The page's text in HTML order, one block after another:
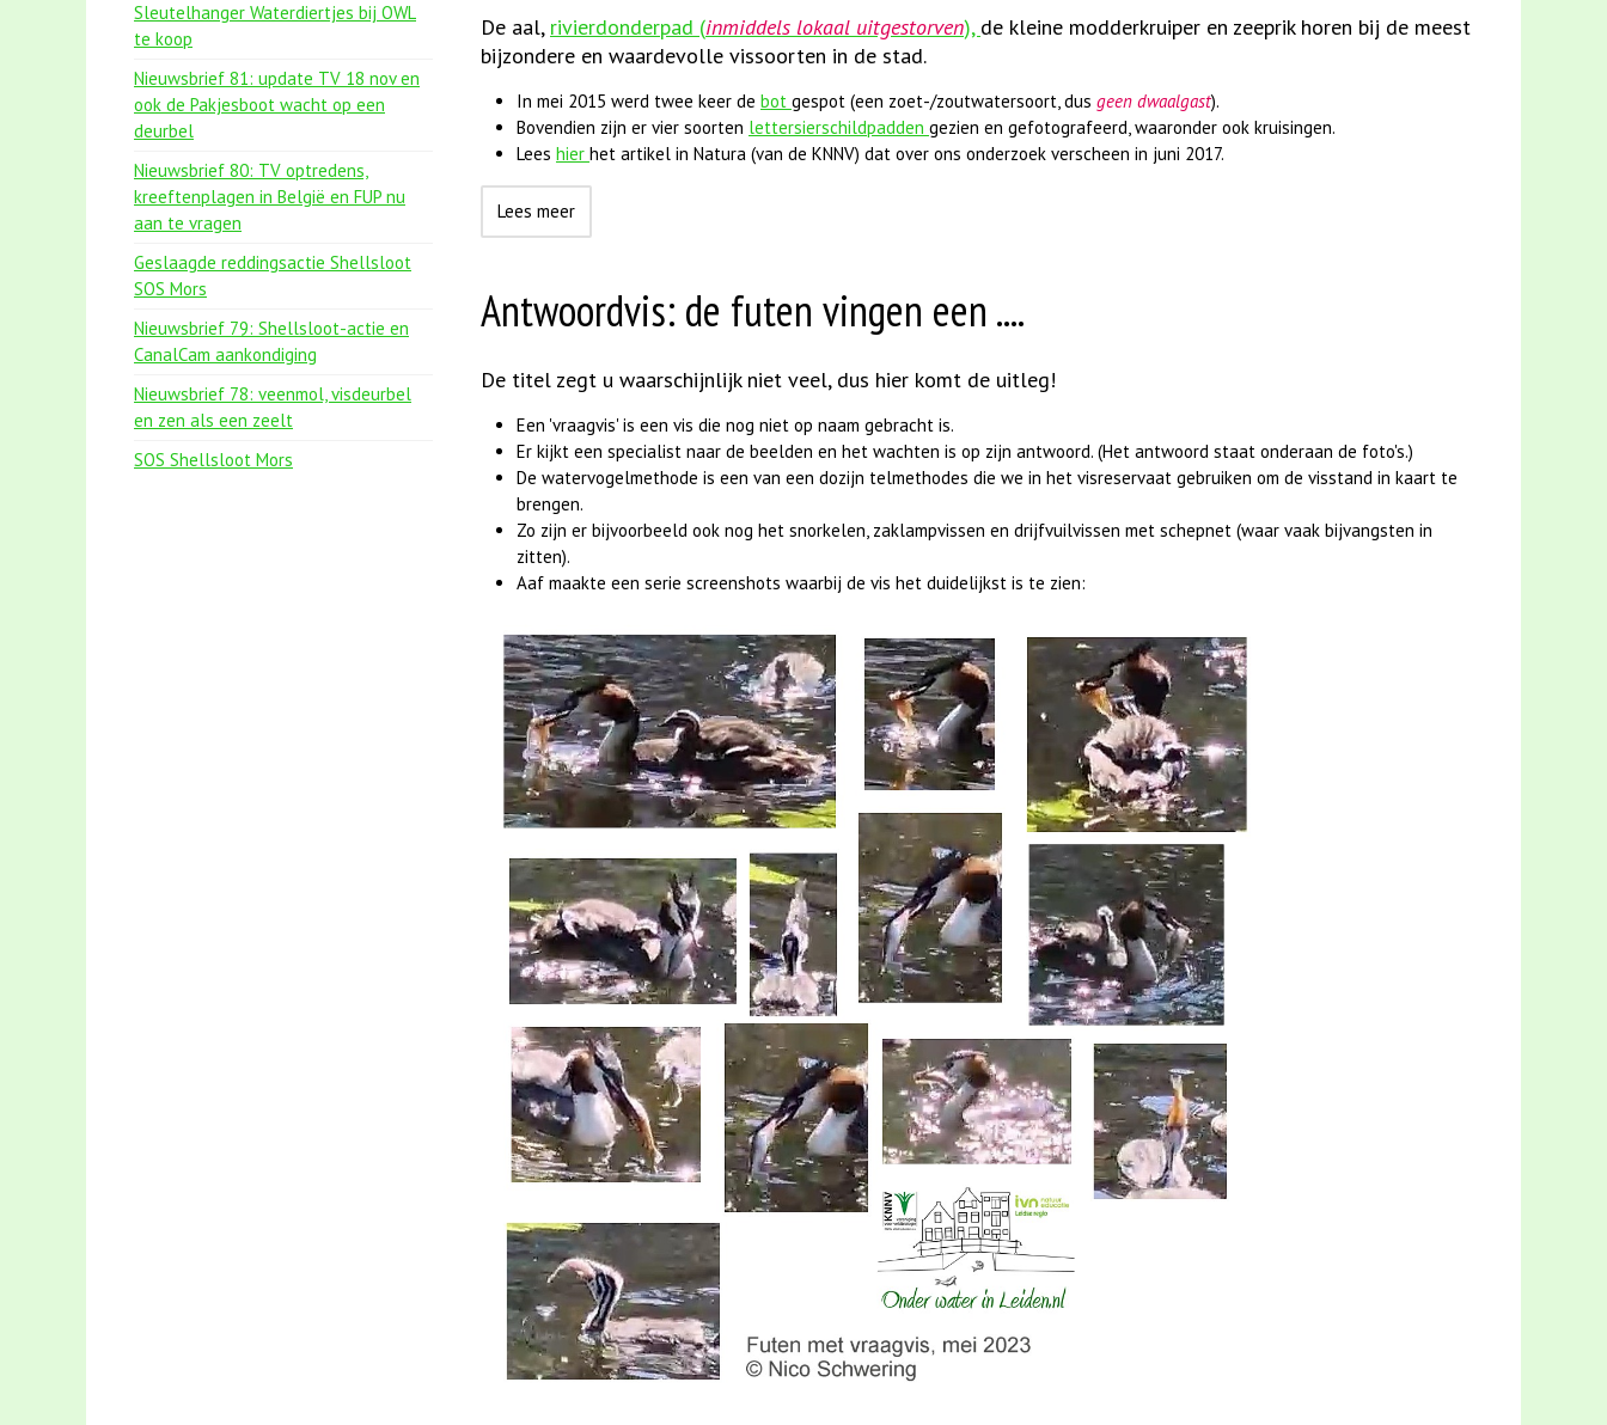
De aal, rivierdonderpad (inmiddels lokaal uitgestorven), de kleine modderkruiper en zeeprik horen bij de meest
bijzondere en waardevolle vissoorten in de stad.
In mei 2015 werd twee keer de bot gespot (een zoet-/zoutwatersoort, dus geen dwaalgast).
Bovendien zijn er vier soorten lettersierschildpadden gezien en gefotografeerd, waaronder ook kruisingen.
Lees hier het artikel in Natura (van de KNNV) dat over ons onderzoek verscheen in juni 2017.
Lees meer
Antwoordvis: de futen vingen een ....
De titel zegt u waarschijnlijk niet veel, dus hier komt de uitleg!
Een 'vraagvis' is een vis die nog niet op naam gebracht is.
Er kijkt een specialist naar de beelden en het wachten is op zijn antwoord. (Het antwoord staat onderaan de foto's.)
De watervogelmethode is een van een dozijn telmethodes die we in het visreservaat gebruiken om de visstand in kaart te
brengen.
Zo zijn er bijvoorbeeld ook nog het snorkelen, zaklampvissen en drijfvuilvissen met schepnet (waar vaak bijvangsten in
zitten).
Aaf maakte een serie screenshots waarbij de vis het duidelijkst is te zien:
Sleutelhanger Waterdiertjes bij OWL
te koop
Nieuwsbrief 81: update TV 18 nov en
ook de Pakjesboot wacht op een
deurbel
Nieuwsbrief 80: TV optredens,
kreeftenplagen in België en FUP nu
aan te vragen
Geslaagde reddingsactie Shellsloot
SOS Mors
Nieuwsbrief 79: Shellsloot-actie en
CanalCam aankondiging
Nieuwsbrief 78: veenmol, visdeurbel
en zen als een zeelt
SOS Shellsloot Mors